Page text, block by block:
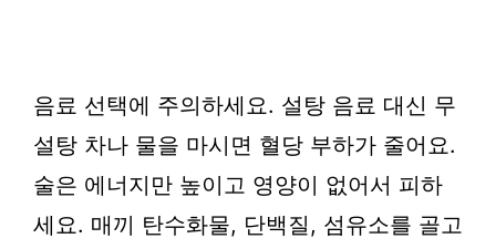
음료 선택에 주의하세요. 설탕 음료 대신 무
설탕 차나 물을 마시면 혈당 부하가 줄어요.
술은 에너지만 높이고 영양이 없어서 피하
세요. 매끼 탄수화물, 단백질, 섬유소를 골고